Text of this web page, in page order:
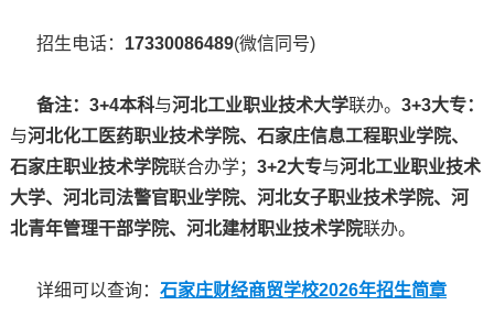
招生电话： 17330086489(微信同号)
备注：3+4本科与河北工业职业技术大学联办。 3+3大专：
与河北化工医药职业技术学院、石家庄信息工程职业学院、
石家庄职业技术学院联合办学； 3+2大专与河北工业职业技术
大学、河北司法警官职业学院、河北女子职业技术学院、河
北青年管理干部学院、河北建材职业技术学院联办。
详细可以查询： 石家庄财经商贸学校2026年招生简章